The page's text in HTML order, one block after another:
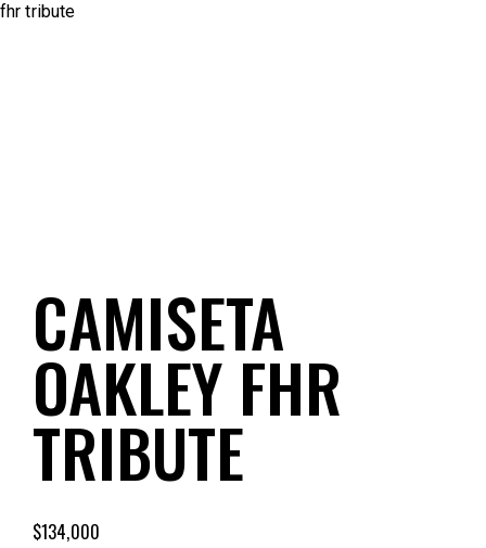
fhr tribute
CAMISETA
OAKLEY FHR
TRIBUTE
$134,000